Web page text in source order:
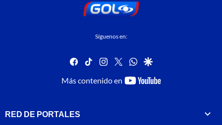
Síguenos en:
facebook
tiktok instagram
twitterwhatsapp
google
Más contenido en
youtube-
RED DE PORTALES